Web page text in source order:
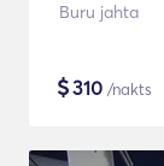
Buru jahta
$310 /nakts